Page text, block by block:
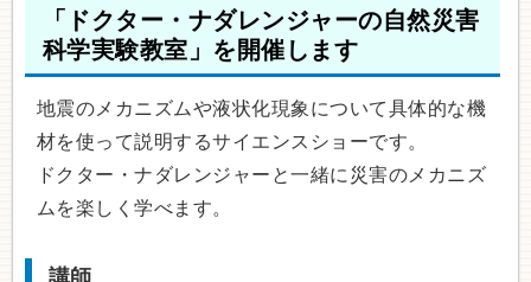
「ドクター・ナダレンジャーの自然災害
科学実験教室」を開催します
地震のメカニズムや液状化現象について具体的な機
材を使って説明するサイエンスショーです。
ドクター・ナダレンジャーと一緒に災害のメカニズ
ムを楽しく学べます。
講師